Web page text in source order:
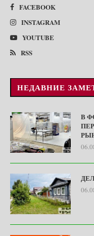
FACEBOOK
INSTAGRAM
YOUTUBE
RSS
НЕДАВНИЕ
В